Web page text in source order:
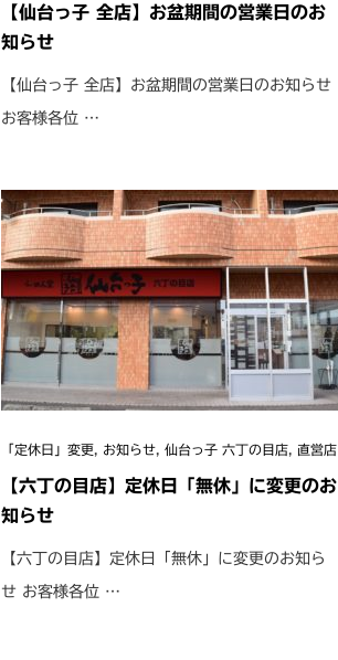
【仙台っ子 全店】お盆期間の営業日のお
知らせ
【仙台っ子 全店】お盆期間の営業日のお知らせ
お客様各位 …
「定休日」変更 お知らせ 仙台っ子 六丁の目店 直営店
【六丁の目店】定休日「無休」に変更のお
知らせ
【六丁の目店】定休日「無休」に変更のお知ら
せ お客様各位 …